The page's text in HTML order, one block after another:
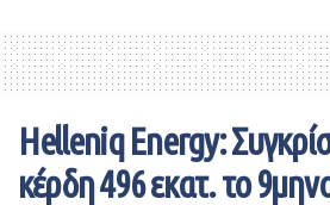
Helleniq Energy:
κέρδη 496 εκατ. το